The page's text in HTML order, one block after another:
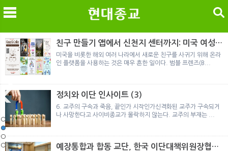
메 검
검색
노르웨이 재판이 남긴 흔적
정통의 가면을 쓴 박옥수 구원파 협력기관
일본 통일교, 해산명령 이후 본격적인 청산 절차 돌입
여호와의 증인 2세와 학교생활
「현대종교」, 주님의교회 민사소송에 승소
노르웨이 재판이 남긴 흔적
정통의 가면을 쓴 박옥수 구원파 협력기관
친구 만들기 앱에서 신천지 센터까지: 미국 여성이
경험한 9개월 포섭의 전 과정
미국을 비롯한 해외 여러 나라에서 새로운 친구를 사귀기 위해 온라
인 플랫폼을 사용하는 것은 매우 흔한 일이다. 범블 프렌즈(B...
정치와 이단 인사이트 (3)
6. 교주의 구속과 죽음, 끝인가 시작인가신격화된 교주가 구속되거
나 사망한다고 사이비종교가 몰락하지 않는다. 교주의 부재는 ...
예장통합과 합동 교단, 한국 이단대책위원장협의